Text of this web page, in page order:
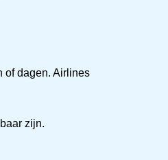
of dagen. Airlines
zijn.